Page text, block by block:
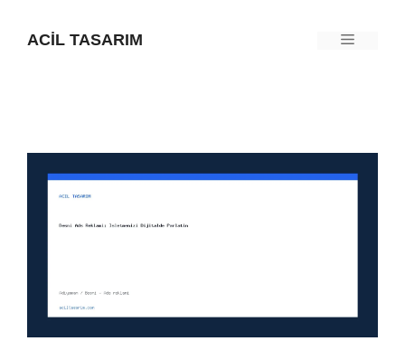
İçeriğeACIL TASARIM Menü